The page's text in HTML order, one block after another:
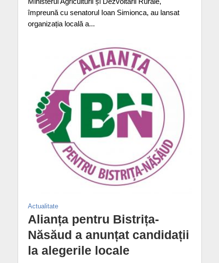
împreună cu senatorul Ioan Simionca, au lansat
organizația locală a...
Actualitate
Alianța pentru Bistrița-
Năsăud a anunțat candidații
la alegerile locale